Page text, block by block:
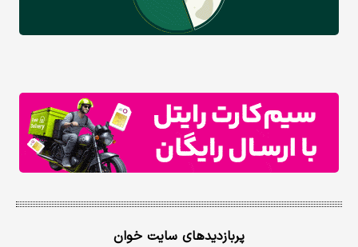
پربازدیدهای سایت خوان